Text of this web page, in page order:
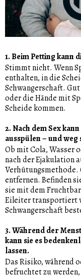
1. Beim Petting kann
Stimmt nicht. Wenn
enthalten, in die
Schwangerschaft.
oder die Hände mit
Scheide kommen.
2. Nach dem Sex
ausspülen – und
Ob mit Cola, Wasser
nach der Ejakulation
Verhütungsmethode.
entfernen. Befinden
sie mit dem
Eileiter transportiert
Schwangerschaft
3. Während der
kann sie es
lassen.
Das Risiko, während
befruchtet zu